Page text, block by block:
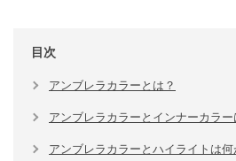
目次
アンブレラカラーとは？
アンブレラカラーとインナーカラー
アンブレラカラーとハイライトは何